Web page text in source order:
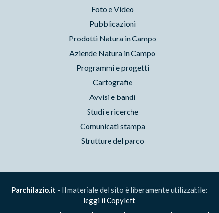
Foto e Video
Pubblicazioni
Prodotti Natura in Campo
Aziende Natura in Campo
Programmi e progetti
Cartografie
Avvisi e bandi
Studi e ricerche
Comunicati stampa
Strutture del parco
Parchilazio.it - Il materiale del sito è liberamente utilizzabile:
leggi il Copyleft